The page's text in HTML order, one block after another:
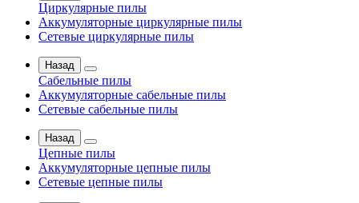
Циркулярные пилы
Аккумуляторные циркулярные пилы
Сетевые циркулярные пилы
Назад
Сабельные пилы
Аккумуляторные сабельные пилы
Сетевые сабельные пилы
Назад
Цепные пилы
Аккумуляторные цепные пилы
Сетевые цепные пилы